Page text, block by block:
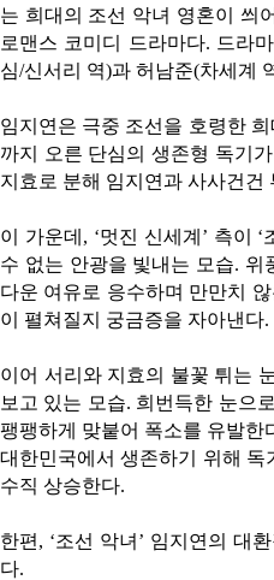
는 희대의 조선 악녀 영혼이 씌
로맨스 코미디 드라마다. 드라
심/신서리 역)과 허남준(차세계
임지연은 극중 조선을 호령한
까지 오른 단심의 생존형 독기
지효로 분해 임지연과 사사건
이 가운데, ‘멋진 신세계’ 측이
수 없는 안광을 빛내는 모습.
다운 여유로 응수하며 만만치
이 펼쳐질지 궁금증을 자아낸다.
이어 서리와 지효의 불꽃 튀는
보고 있는 모습. 희번득한 눈으
팽팽하게 맞붙어 폭소를 유발한
대한민국에서 생존하기 위해 독
수직 상승한다.
한편, ‘조선 악녀’ 임지연의 대
다.